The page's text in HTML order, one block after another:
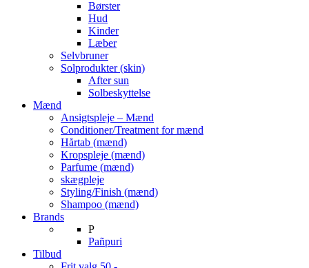
Børster
Hud
Kinder
Læber
Selvbruner
Solprodukter (skin)
After sun
Solbeskyttelse
Mænd
Ansigtspleje – Mænd
Conditioner/Treatment for mænd
Hårtab (mænd)
Kropspleje (mænd)
Parfume (mænd)
skægpleje
Styling/Finish (mænd)
Shampoo (mænd)
Brands
P
Pañpuri
Tilbud